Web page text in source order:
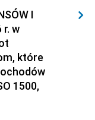
I
r. w
które
1500,